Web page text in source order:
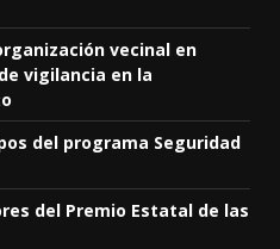
vecinal en
vigilancia en la
del programa Seguridad
del Premio Estatal de las